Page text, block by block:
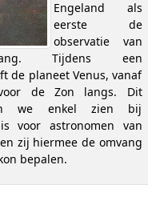
Engeland als
eerste de
observatie van
Tijdens een
de planeet Venus, vanaf
de Zon langs. Dit
we enkel zien bij
voor astronomen van
zij hiermee de omvang
bepalen.